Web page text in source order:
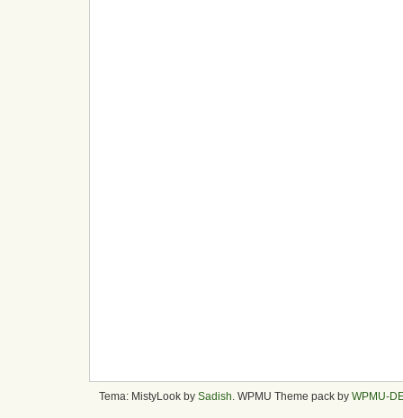
Tema: MistyLook by Sadish . WPMU Theme pack by WPMU-